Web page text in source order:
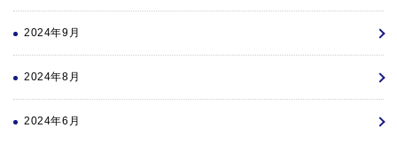
2024年9月
2024年8月
2024年6月